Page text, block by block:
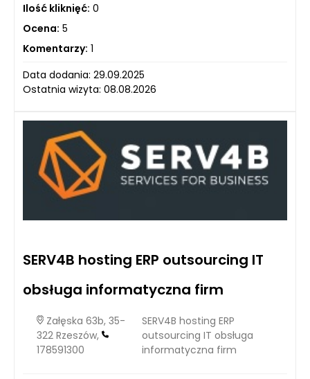
Ilość kliknięć: 0
Ocena: 5
Komentarzy: 1
Data dodania: 29.09.2025
Ostatnia wizyta: 08.08.2026
SERV4B hosting ERP outsourcing IT
obsługa informatyczna firm
Załęska 63b, 35-
322 Rzeszów,
178591300
SERV4B hosting ERP
outsourcing IT obsługa
informatyczna firm